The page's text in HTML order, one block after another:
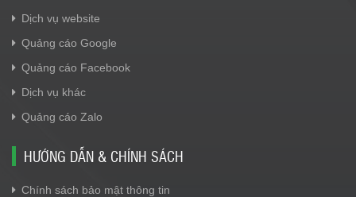
Dịch vụ website
Quảng cáo Google
Quảng cáo Facebook
Dịch vụ khác
Quảng cáo Zalo
HƯỚNG DẪN & CHÍNH SÁCH
Chính sách bảo mật thông tin